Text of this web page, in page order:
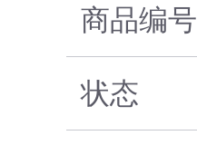
商品编号
状态